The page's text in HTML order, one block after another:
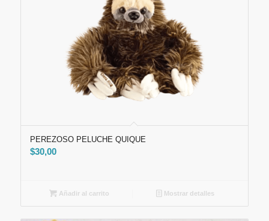
PEREZOSO PELUCHE QUIQUE
$30,00
Añadir al carrito Mostrar detalles